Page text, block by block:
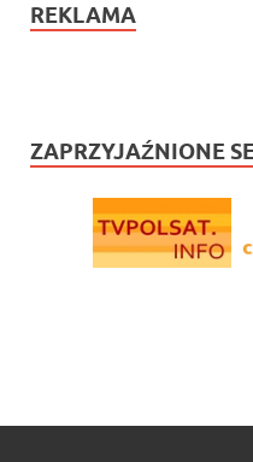
REKLAMA
ZAPRZYJAŹNIONE